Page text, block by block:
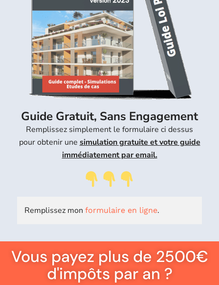
Guide Gratuit, Sans Engagement
Remplissez simplement le formulaire ci dessus
pour obtenir une simulation gratuite et votre guide
immédiatement par email.
Remplissez mon formulaire en ligne.
Vous payez plus de 2500€
d'impôts par an ?